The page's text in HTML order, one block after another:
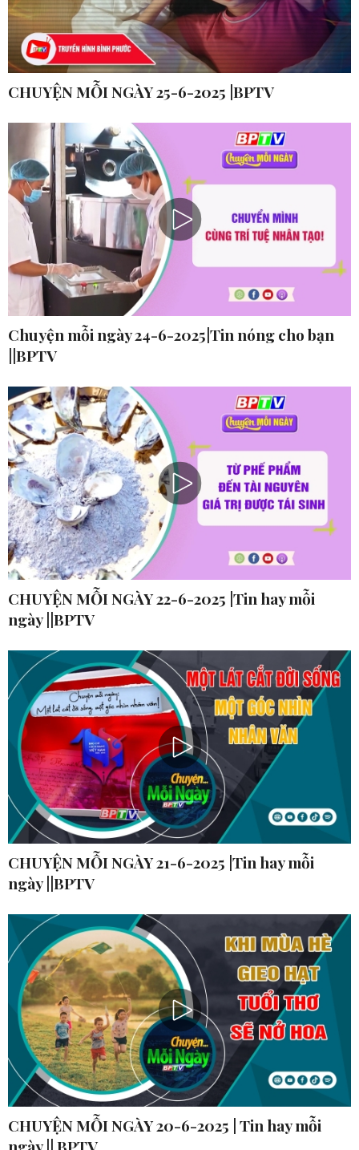
CHUYỆN MỖI NGÀY 25-6-2025 |BPTV
Chuyện mỗi ngày 24-6-2025|Tin nóng cho bạn
||BPTV
CHUYỆN MỖI NGÀY 22-6-2025 |Tin hay mỗi
ngày ||BPTV
CHUYỆN MỖI NGÀY 21-6-2025 |Tin hay mỗi
ngày ||BPTV
CHUYỆN MỖI NGÀY 20-6-2025 | Tin hay mỗi